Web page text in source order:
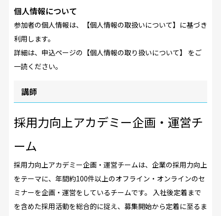
個人情報について
参加者の個人情報は、【個人情報の取扱いについて】に基づき
利用します。
詳細は、申込ページの【個人情報の取り扱いについて】 をご
一読ください。
講師
採用力向上アカデミー企画・運営チ
ーム
採用力向上アカデミー企画・運営チームは、企業の採用力向上
をテーマに、年間約100件以上のオフライン・オンラインのセ
ミナーを企画・運営をしているチームです。 入社後定着まで
を含めた採用活動を総合的に捉え、募集開始から定着に至るま